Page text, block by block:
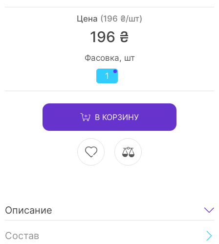
Цена (196 ₴/шт)
196 ₴
Фасовка, шт
1
В КОРЗИНУ
Описание
Состав